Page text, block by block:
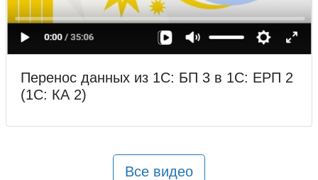
Перенос данных из 1С: БП 3 в 1С: ЕРП 2
(1С: КА 2)
Все видео